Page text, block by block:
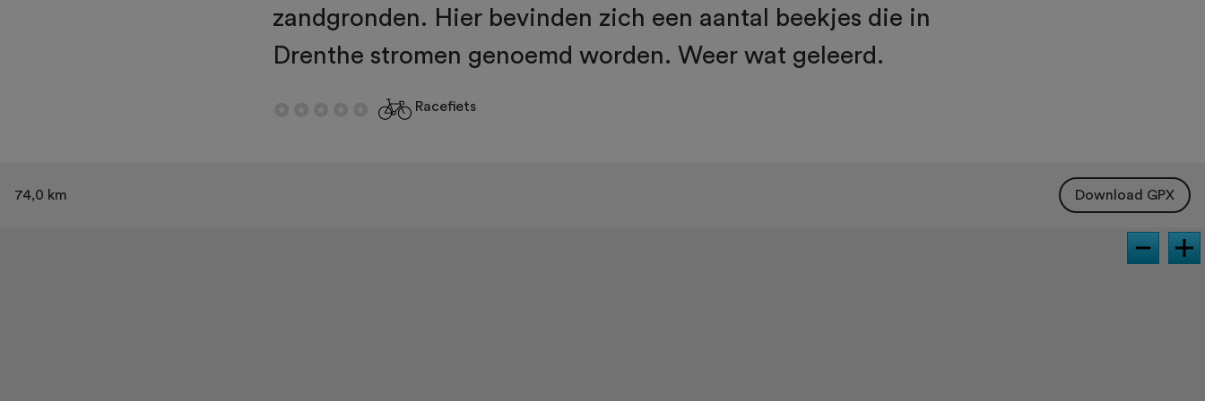
zandgronden. Hier bevinden zich een aantal beekjes die in
Drenthe stromen genoemd worden. Weer wat geleerd.
Racefiets
74,0 km Download GPX